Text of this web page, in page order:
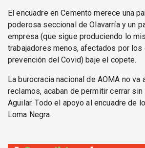
El encuadre en Cemento merece una
poderosa seccional de Olavarría y un
empresa (que sigue produciendo lo
trabajadores menos, afectados por
prevención del Covid) baje el copete.
La burocracia nacional de AOMA no va
reclamos, acaban de permitir cerrar sin
Aguilar. Todo el apoyo al encuadre de
Loma Negra.